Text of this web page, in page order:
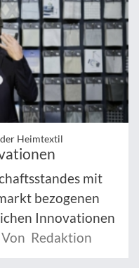
Heimtextil
mit
bezogenen
Innovationen
Von Redaktion